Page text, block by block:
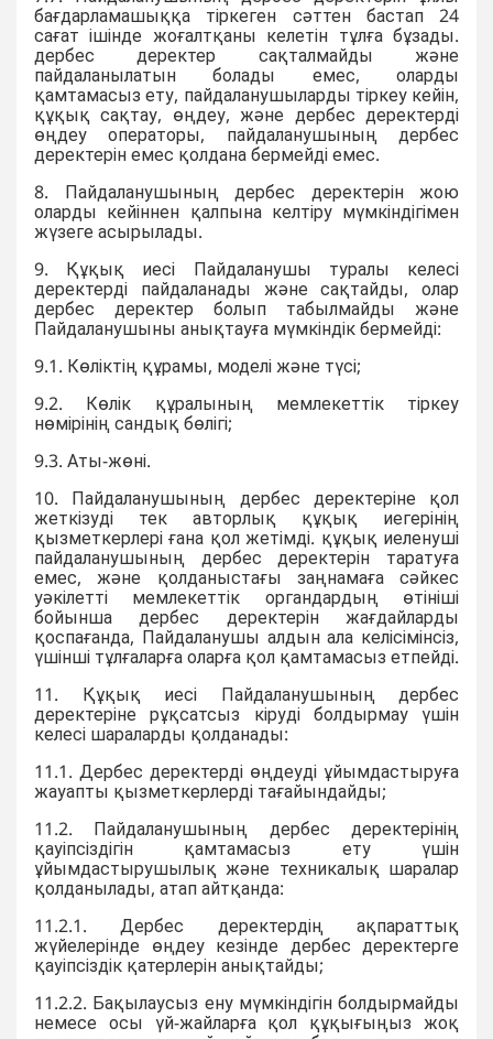
бағдарламашыққа тіркеген сәттен бастап 24
сағат ішінде жоғалтқаны келетін тұлға бұзады.
дербес деректер сақталмайды және
пайдаланылатын болады емес, оларды
қамтамасыз ету, пайдаланушыларды тіркеу кейін,
құқық сақтау, өңдеу, және дербес деректерді
өңдеу операторы, пайдаланушының дербес
деректерін емес қолдана бермейді емес.
8. Пайдаланушының дербес деректерін жою
оларды кейіннен қалпына келтіру мүмкіндігімен
жүзеге асырылады.
9. Құқық иесі Пайдаланушы туралы келесі
деректерді пайдаланады және сақтайды, олар
дербес деректер болып табылмайды және
Пайдаланушыны анықтауға мүмкіндік бермейді:
9.1. Көліктің құрамы, моделі және түсі;
9.2. Көлік құралының мемлекеттік тіркеу
нөмірінің сандық бөлігі;
9.3. Аты-жөні.
10. Пайдаланушының дербес деректеріне қол
жеткізуді тек авторлық құқық иегерінің
қызметкерлері ғана қол жетімді. құқық иеленуші
пайдаланушының дербес деректерін таратуға
емес, және қолданыстағы заңнамаға сәйкес
уәкілетті мемлекеттік органдардың өтініші
бойынша дербес деректерін жағдайларды
қоспағанда, Пайдаланушы алдын ала келісімінсіз,
үшінші тұлғаларға оларға қол қамтамасыз етпейді.
11. Құқық иесі Пайдаланушының дербес
деректеріне рұқсатсыз кіруді болдырмау үшін
келесі шараларды қолданады:
11.1. Дербес деректерді өңдеуді ұйымдастыруға
жауапты қызметкерлерді тағайындайды;
11.2. Пайдаланушының дербес деректерінің
қауіпсіздігін қамтамасыз ету үшін
ұйымдастырушылық және техникалық шаралар
қолданылады, атап айтқанда:
11.2.1. Дербес деректердің ақпараттық
жүйелерінде өңдеу кезінде дербес деректерге
қауіпсіздік қатерлерін анықтайды;
11.2.2. Бақылаусыз ену мүмкіндігін болдырмайды
немесе осы үй-жайларға қол құқығыңыз жоқ